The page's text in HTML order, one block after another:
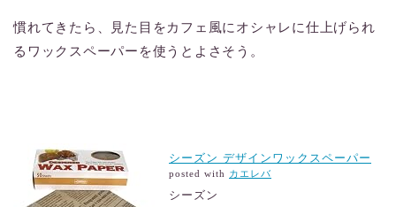
慣れてきたら、見た目をカフェ風にオシャレに仕上げられ
るワックスペーパーを使うとよさそう。
シーズン デザインワックスペーパー
posted with カエレバ
シーズン